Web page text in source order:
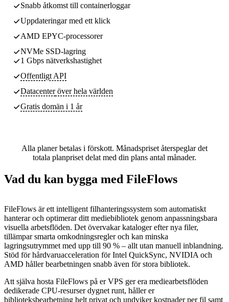
Snabb åtkomst till containerloggar
Uppdateringar med ett klick
AMD EPYC-processorer
NVMe SSD-lagring
1 Gbps nätverkshastighet
Offentligt API
Datacenteröver hela världen
Gratis domän i 1 år
Alla planer betalas i förskott. Månadspriset återspeglar det
totala planpriset delat med din plans antal månader.
Vad du kan bygga med FileFlows
FileFlows är ett intelligent filhanteringssystem som automatiskt
hanterar och optimerar ditt mediebibliotek genom anpassningsbara
visuella arbetsflöden. Det övervakar kataloger efter nya filer,
tillämpar smarta omkodningsregler och kan minska
lagringsutrymmet med upp till 90 % – allt utan manuell inblandning.
Stöd för hårdvaruacceleration för Intel QuickSync, NVIDIA och
AMD håller bearbetningen snabb även för stora bibliotek.
Att själva hosta FileFlows på er VPS ger era mediearbetsflöden
dedikerade CPU-resurser dygnet runt, håller er
biblioteksbearbetning helt privat och undviker kostnader per fil samt